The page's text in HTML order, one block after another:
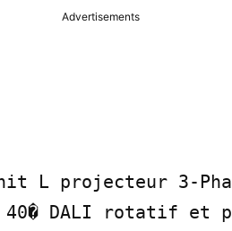
Advertisements
zenit L projecteur 3-
40� DALI rotatif